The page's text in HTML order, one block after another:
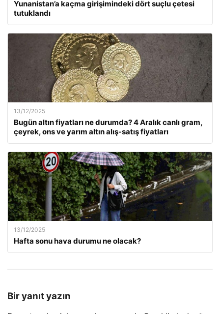
Yunanistan’a kaçma girişimindeki dört suçlu çetesi
tutuklandı
13/12/2025
Bugün altın fiyatları ne durumda? 4 Aralık canlı gram,
çeyrek, ons ve yarım altın alış-satış fiyatları
13/12/2025
Hafta sonu hava durumu ne olacak?
Bir yanıt yazın